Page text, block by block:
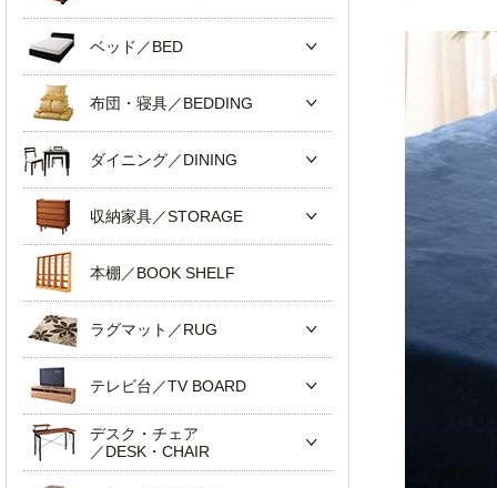
ベッド／BED
布団・寝具／BEDDING
ダイニング／DINING
収納家具／STORAGE
本棚／BOOK SHELF
ラグマット／RUG
テレビ台／TV BOARD
デスク・チェア
／DESK・CHAIR